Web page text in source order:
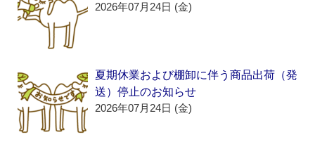
2026年07月24日 (金)
夏期休業および棚卸に伴う商品出荷（発
送）停止のお知らせ
2026年07月24日 (金)